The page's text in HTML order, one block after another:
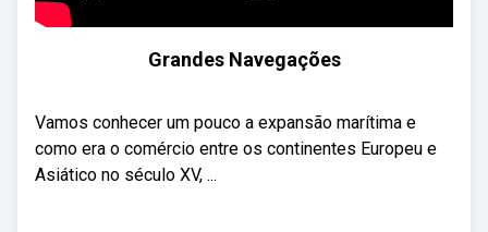
Grandes Navegações
Vamos conhecer um pouco a expansão marítima e
como era o comércio entre os continentes Europeu e
Asiático no século XV, ...